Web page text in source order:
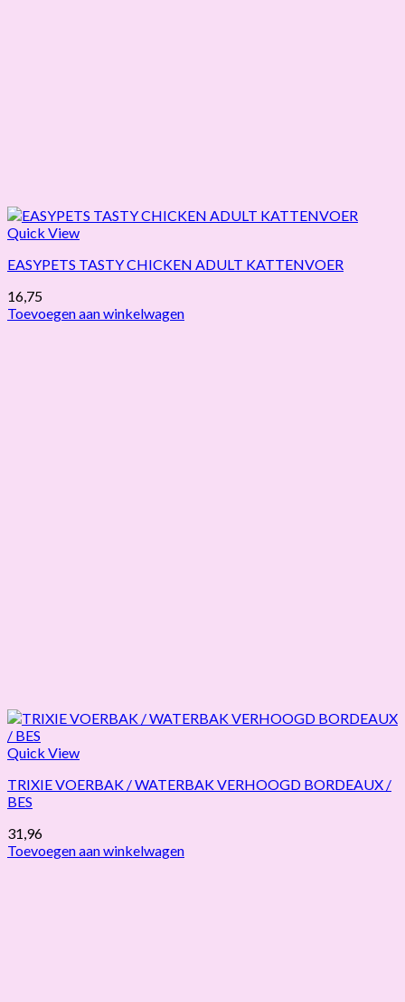
Quick View
EASYPETS TASTY CHICKEN ADULT KATTENVOER
16,75
Toevoegen aan winkelwagen
Quick View
TRIXIE VOERBAK / WATERBAK VERHOOGD BORDEAUX /
BES
31,96
Toevoegen aan winkelwagen